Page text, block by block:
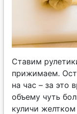
Ставим
прижимаем.
на час – за это
объему чуть
куличи